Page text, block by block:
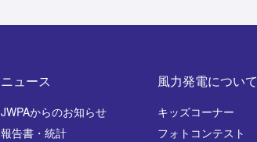
ニュース
JWPAからのお知らせ
報告書・統計
風力発電について
キッズコーナー
フォトコンテスト